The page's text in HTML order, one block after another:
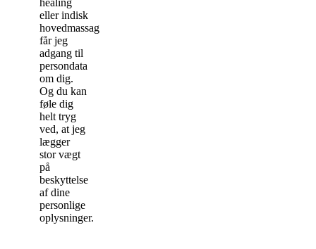
healing
eller indisk
hovedmassage,
får jeg
adgang til
persondata
om dig.
Og du kan
føle dig
helt tryg
ved, at jeg
lægger
stor vægt
på
beskyttelse
af dine
personlige
oplysninger.